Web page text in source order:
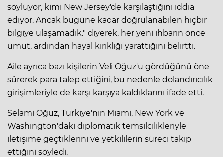
söylüyor, kimi New Jersey'de karşılaştığını iddia
ediyor. Ancak bugüne kadar doğrulanabilen hiçbir
bilgiye ulaşamadık." diyerek, her yeni ihbarın önce
umut, ardından hayal kırıklığı yarattığını belirtti.
Aile ayrıca bazı kişilerin Veli Oğuz'u gördüğünü öne
sürerek para talep ettiğini, bu nedenle dolandırıcılık
girişimleriyle de karşı karşıya kaldıklarını ifade etti.
Selami Oğuz, Türkiye'nin Miami, New York ve
Washington'daki diplomatik temsilcilikleriyle
iletişime geçtiklerini ve yetkililerin süreci takip
ettiğini söyledi.